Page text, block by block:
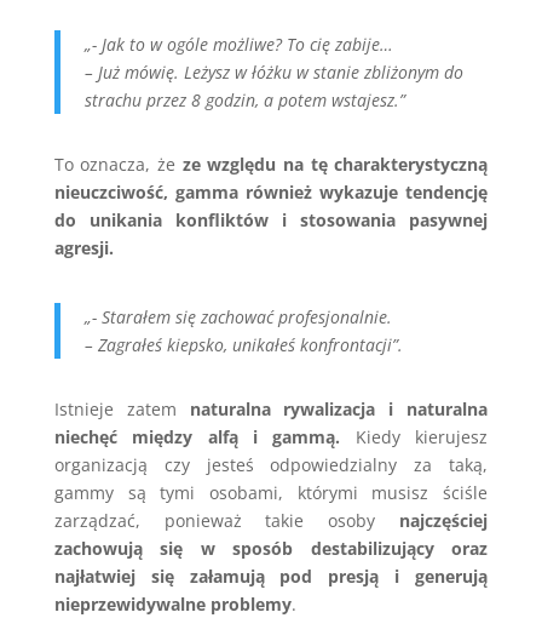
„- Jak to w ogóle możliwe? To cię zabije…
– Już mówię. Leżysz w łóżku w stanie zbliżonym do
strachu przez 8 godzin, a potem wstajesz.”
To oznacza, że ze względu na tę charakterystyczną
nieuczciwość, gamma również wykazuje tendencję
do unikania konfliktów i stosowania pasywnej
agresji.
„- Starałem się zachować profesjonalnie.
– Zagrałeś kiepsko, unikałeś konfrontacji”.
Istnieje zatem naturalna rywalizacja i naturalna
niechęć między alfą i gammą. Kiedy kierujesz
organizacją czy jesteś odpowiedzialny za taką,
gammy są tymi osobami, którymi musisz ściśle
zarządzać, ponieważ takie osoby najczęściej
zachowują się w sposób destabilizujący oraz
najłatwiej się załamują pod presją i generują
nieprzewidywalne problemy.